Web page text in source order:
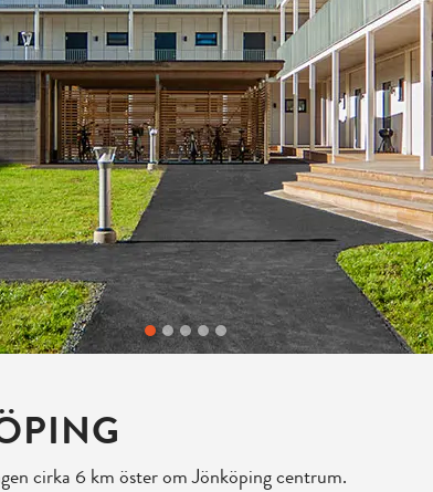
cirka 6 km öster om Jönköping centrum.